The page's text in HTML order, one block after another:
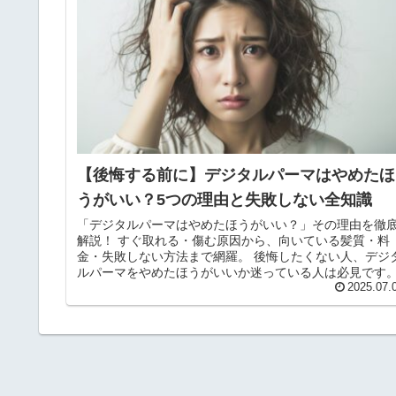
【後悔する前に】デジタルパーマはやめたほ
うがいい？5つの理由と失敗しない全知識
「デジタルパーマはやめたほうがいい？」その理由を徹
解説！ すぐ取れる・傷む原因から、向いている髪質・料
金・失敗しない方法まで網羅。 後悔したくない人、デジ
ルパーマをやめたほうがいいか迷っている人は必見です。